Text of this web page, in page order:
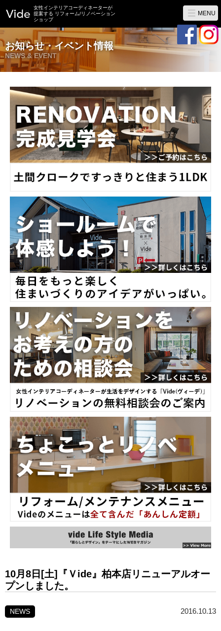
女性インテリアコーディネーターが
提案する リフォーム/リノベーション
ショップ
お知らせ・イベント情報
NEWS & EVENT
MENU
10月8日[土]『Ｖide』柏本店リニューアルオー
プンしました。
NEWS 2016.10.13